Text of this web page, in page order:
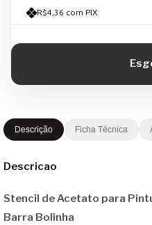
R$4,36 com PIX
Descrição Ficha Técnica
Descricao
Stencil de Acetato para
Barra Bolinha